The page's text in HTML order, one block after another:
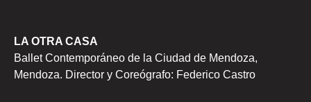
LA OTRA CASA
Ballet Contemporáneo de la Ciudad de Mendoza,
Mendoza. Director y Coreógrafo: Federico Castro